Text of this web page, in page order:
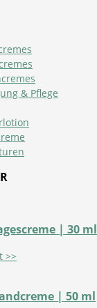
& Pflege
| 30 ml
>>
| 50 ml